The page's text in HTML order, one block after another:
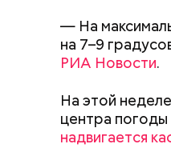
— На
на 7–9
РИА Новости.
На этой
центра
надвигается
Фото: Shutterstock